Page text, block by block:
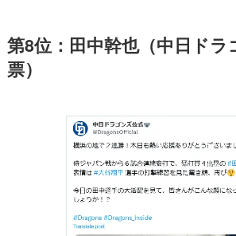
第8位：田中幹也（中日ドラ
票）